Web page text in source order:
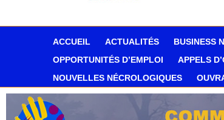
ACCUEIL ACTUALITÉS BUSINESS
OPPORTUNITÉS D’EMPLOI
APPELS
NOUVELLES NÉCROLOGIQUES